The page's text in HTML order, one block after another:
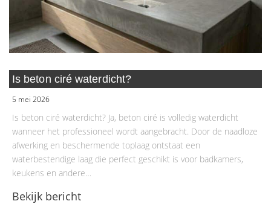
Is beton ciré waterdicht?
5 mei 2026
Is beton ciré waterdicht? Ja, beton ciré is volledig waterdicht
wanneer het professioneel wordt aangebracht. Door de naadloze
afwerking en beschermende toplaag ontstaat een
waterbestendige laag die perfect geschikt is voor badkamers,
keukens en andere…
Bekijk bericht